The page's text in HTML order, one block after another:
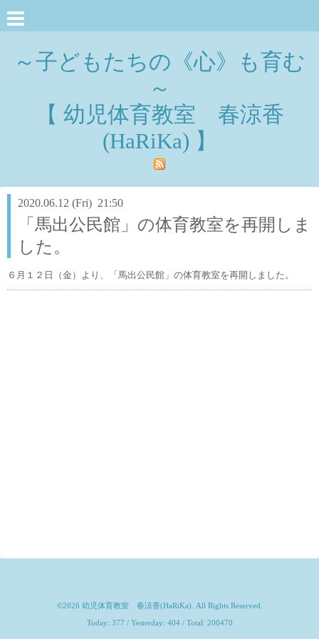
～子どもたちの《心》も育む
～
【 幼児体育教室 春涼香
(HaRiKa) 】
2020.06.12 (Fri) 21:50
「馬出公民館」の体育教室を再開しま
した。
６月１２日（金）より、「馬出公民館」の体育教室を再開しました。
©2026 幼児体育教室 春涼香(HaRiKa) . All Rights Reserved.
Today: 377 / Yesterday: 404/ Total: 200470